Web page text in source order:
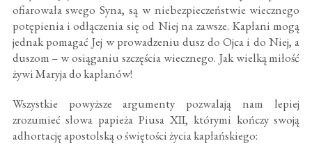
ofiarowała swego Syna, są w niebezpieczeństwie wiecznego
potępienia i odłączenia się od Niej na zawsze. Kapłani mogą
jednak pomagać Jej w prowadzeniu dusz do Ojca i do Niej, a
duszom – w osiąganiu szczęścia wiecznego. Jak wielką miłość
żywi Maryja do kapłanów!
Wszystkie powyższe argumenty pozwalają nam lepiej
zrozumieć słowa papieża Piusa XII, którymi kończy swoją
adhortację apostolską o świętości życia kapłańskiego: